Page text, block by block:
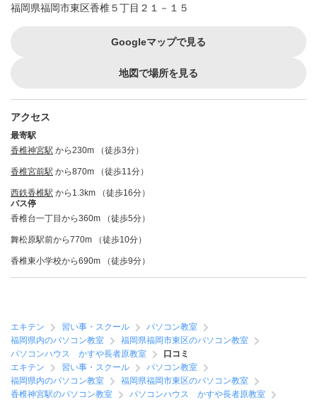
福岡県福岡市東区香椎５丁目２１－１５
Googleマップで見る
地図で場所を見る
アクセス
最寄駅
香椎神宮駅 から230m （徒歩3分）
香椎宮前駅 から870m （徒歩11分）
西鉄香椎駅 から1.3km （徒歩16分）
バス停
香椎台一丁目から360m （徒歩5分）
舞松原駅前から770m （徒歩10分）
香椎東小学校から690m （徒歩9分）
エキテン 習い事・スクール
パソコン教室
福岡県内のパソコン教室
福岡県福岡市東区のパソコン教室
パソコンハウス かすや長者原教室
口コミ
エキテン
習い事・スクール
パソコン教室
福岡県内のパソコン教室
福岡県福岡市東区のパソコン教室
香椎神宮駅のパソコン教室
パソコンハウス かすや長者原教室